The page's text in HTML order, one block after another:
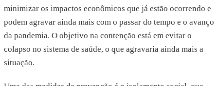
minimizar os impactos econômicos que já estão ocorrendo e
podem agravar ainda mais com o passar do tempo e o avanço
da pandemia. O objetivo na contenção está em evitar o
colapso no sistema de saúde, o que agravaria ainda mais a
situação.